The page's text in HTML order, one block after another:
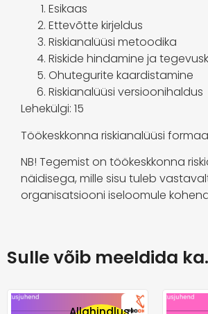
Esikaas
Ettevõtte kirjeldus
Riskianalüüsi metoodika
Riskide hindamine ja
Ohutegurite kaardistamine
Riskianalüüsi versioonihaldus
Lehekülgi: 15
Töökeskkonna riskianalüüsi
NB! Tegemist on töökeskkonna
näidisega, mille sisu tuleb
organisatsiooni iseloomule
Sulle võib meeldida